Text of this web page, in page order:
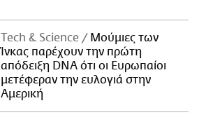
Τech & Science
Μούμιες των
Ίνκας παρέχουν την πρώτη
απόδειξη DNA ότι οι Ευρωπαίοι
μετέφεραν την ευλογιά στην
Αμερική